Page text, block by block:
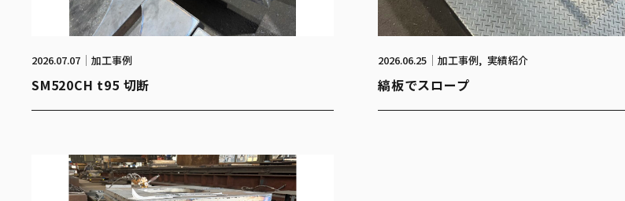
2026.07.07 加工事例
SM520CH t95 切断
2026.06.25 加工事例 実績紹介
縞板でスロープ